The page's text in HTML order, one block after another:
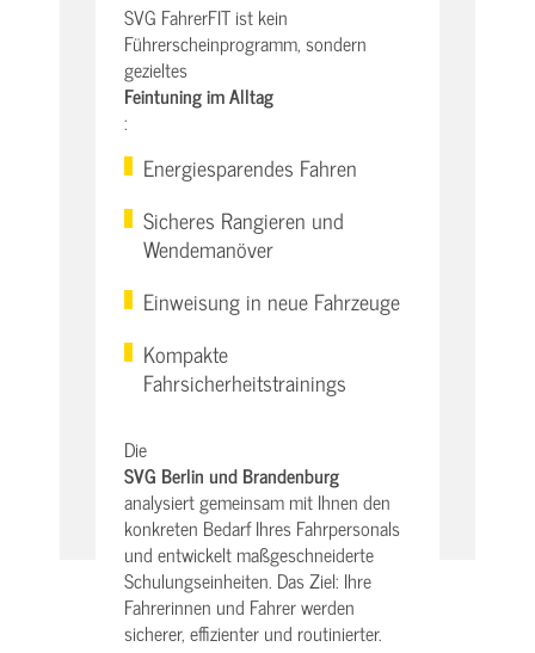
SVG FahrerFIT ist kein
Führerscheinprogramm, sondern
gezieltes
Feintuning im Alltag
:
Energiesparendes Fahren
Sicheres Rangieren und
Wendemanöver
Einweisung in neue Fahrzeuge
Kompakte
Fahrsicherheitstrainings
Die
SVG Berlin und Brandenburg
analysiert gemeinsam mit Ihnen den
konkreten Bedarf Ihres Fahrpersonals
und entwickelt maßgeschneiderte
Schulungseinheiten. Das Ziel: Ihre
Fahrerinnen und Fahrer werden
sicherer, effizienter und routinierter.